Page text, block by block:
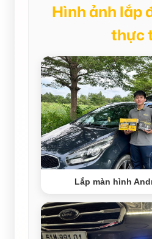
Hình ảnh lắp
thực
Lắp màn hình